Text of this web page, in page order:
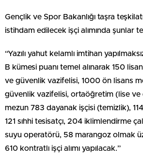
Gençlik ve Spor Bakanlığı taşra
istihdam edilecek işçi alımında şunlar
“Yazılı yahut kelamlı imtihan
B kümesi puanı temel alınarak 150
ve güvenlik vazifelisi, 1000 ön lisans
güvenlik vazifelisi, ortaöğretim (lise
mezun 783 dayanak işçisi (temizlik),
121 sıhhi tesisatçı, 204 iklimlendirme
suyu operatörü, 58 marangoz olmak
610 kontratlı işçi alımı yapılacak.”